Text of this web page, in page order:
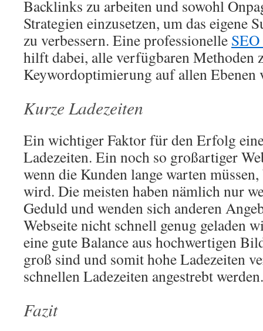
Backlinks zu arbeiten und sowohl
Strategien einzusetzen, um das eigene
zu verbessern. Eine professionelle
hilft dabei, alle verfügbaren Methoden
Keywordoptimierung auf allen Ebenen
Kurze Ladezeiten
Ein wichtiger Faktor für den Erfolg
Ladezeiten. Ein noch so großartiger
wenn die Kunden lange warten
wird. Die meisten haben nämlich nur
Geduld und wenden sich anderen
Webseite nicht schnell genug geladen
eine gute Balance aus hochwertigen
groß sind und somit hohe Ladezeiten
schnellen Ladezeiten angestrebt werden.
Fazit